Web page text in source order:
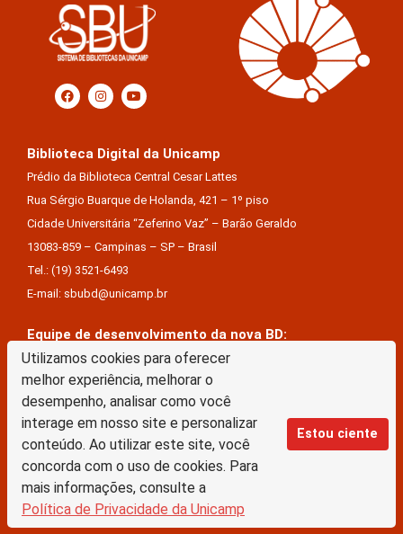
Utilizamos cookies para oferecer
melhor experiência, melhorar o
desempenho, analisar como você
interage em nosso site e personalizar
conteúdo. Ao utilizar este site, você
concorda com o uso de cookies. Para
mais informações, consulte a
Política de Privacidade da Unicamp
Estou ciente
Biblioteca Digital da Unicamp
Prédio da Biblioteca Central Cesar Lattes
Rua Sérgio Buarque de Holanda, 421 – 1º piso
Cidade Universitária “Zeferino Vaz” – Barão Geraldo
13083-859 – Campinas – SP – Brasil
Tel.: (19) 3521-6493
E-mail: sbubd@unicamp.br
Equipe de desenvolvimento da nova BD:
Keite Aparecida Duarte
Márcio Vinícius De Jesus Almeida
Saul Victor De Castro E Silva
A Biblioteca Digital da Unicamp está licenciado com uma Licença Creative Commons –
Atribuição Sem Derivações 4.0 Internacional